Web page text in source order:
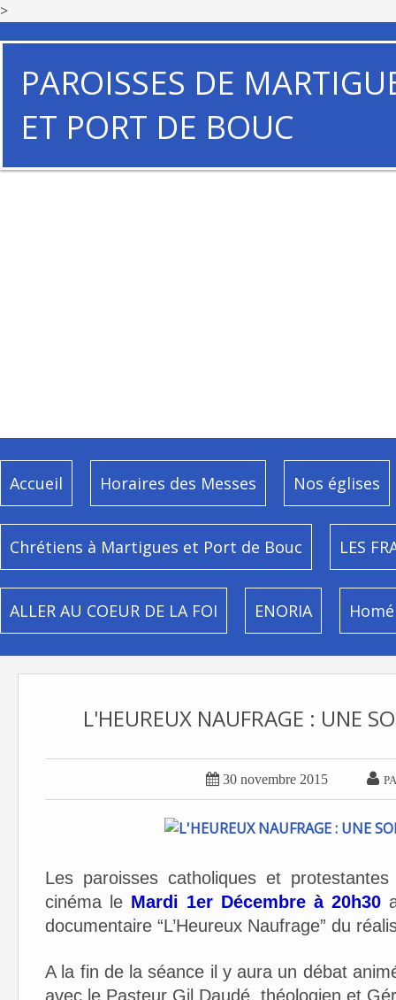
>
PAROISSES DE
ET PORT DE BOUC
Accueil Horaires des Messes Nos églises
Chrétiens à Martigues et Port de Bouc LES
ALLER AU COEUR DE LA FOI ENORIA
L'HEUREUX NAUFRAGE : UNE
 30 novembre 2015 
Les paroisses catholiques et
cinéma le Mardi 1er Décembre à 20h30
documentaire “L’Heureux Naufrage” du
A la fin de la séance il y aura un débat
avec le Pasteur Gil Daudé, théologien et